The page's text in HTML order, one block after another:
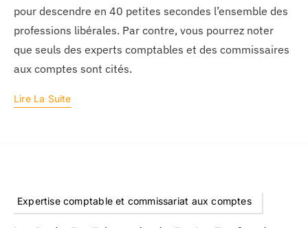
pour descendre en 40 petites secondes l’ensemble des
professions libérales. Par contre, vous pourrez noter
que seuls des experts comptables et des commissaires
aux comptes sont cités.
Lire La Suite
Expertise comptable et commissariat aux comptes